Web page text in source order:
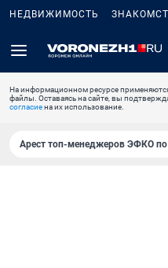
НЕДВИЖИМОСТЬ
На информационном ресурсе
файлы. Оставаясь на сайте, вы
согласиена их использование.
Арест топ-менеджеров ЭФКО